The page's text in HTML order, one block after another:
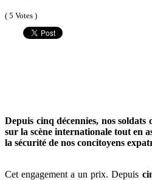
( 5 Votes )
Depuis cinq décennies, nos
sur la scène internationale tout en
la sécurité de nos concitoyens
Cet engagement a un prix. Depuis